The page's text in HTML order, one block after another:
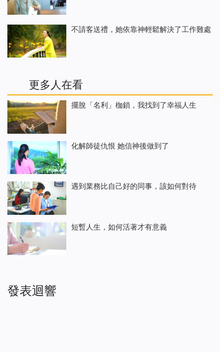
不請客送禮，她依靠神輕鬆解決了工作難處
更多人在看
擺脫「名利」枷鎖，我找到了幸福人生
化解師徒仇恨 她信神後做到了
遇到業務比自己好的同事，該如何對待
短暫人生，如何活著才有意義
發表迴響